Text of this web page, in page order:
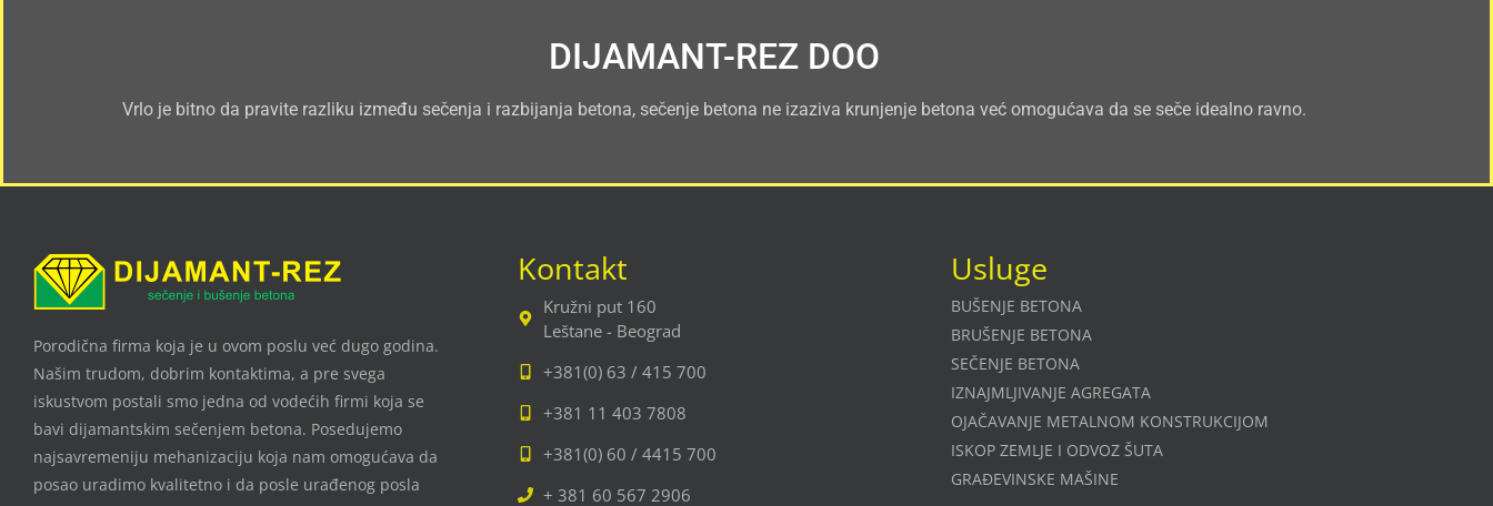
DIJAMANT-REZ DOO
Vrlo je bitno da pravite razliku između sečenja i razbijanja betona, sečenje betona ne izaziva krunjenje betona već omogućava da se seče idealno ravno.
Porodična firma koja je u ovom poslu već dugo godina.
Našim trudom, dobrim kontaktima, a pre svega
iskustvom postali smo jedna od vodećih firmi koja se
bavi dijamantskim sečenjem betona. Posedujemo
najsavremeniju mehanizaciju koja nam omogućava da
posao uradimo kvalitetno i da posle urađenog posla
Kontakt
Kružni put 160
Leštane - Beograd
+381(0) 63 / 415 700
+381 11 403 7808
+381(0) 60 / 4415 700
+ 381 60 567 2906
Usluge
BUŠENJE BETONA
BRUŠENJE BETONA
SEČENJE BETONA
IZNAJMLJIVANJE AGREGATA
OJAČAVANJE METALNOM KONSTRUKCIJOM
ISKOP ZEMLJE I ODVOZ ŠUTA
GRAĐEVINSKE MAŠINE